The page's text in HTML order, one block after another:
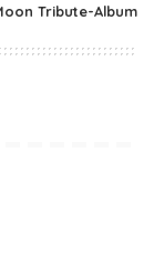
Tribute-Album